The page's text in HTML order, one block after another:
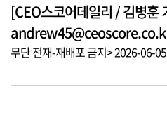
[CEO스코어데일리 / 김병훈
무단 전재-재배포 금지> 2026-06-